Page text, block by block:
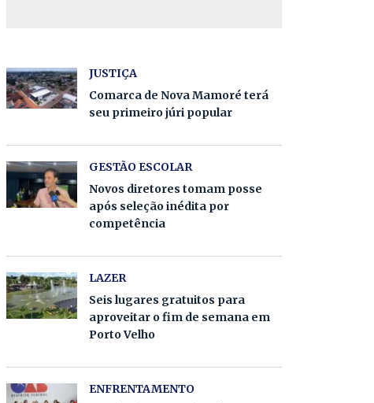
JUSTIÇA
Comarca de Nova Mamoré terá
seu primeiro júri popular
GESTÃO ESCOLAR
Novos diretores tomam posse
após seleção inédita por
competência
LAZER
Seis lugares gratuitos para
aproveitar o fim de semana em
Porto Velho
ENFRENTAMENTO